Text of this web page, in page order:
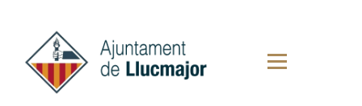
contenido
principal